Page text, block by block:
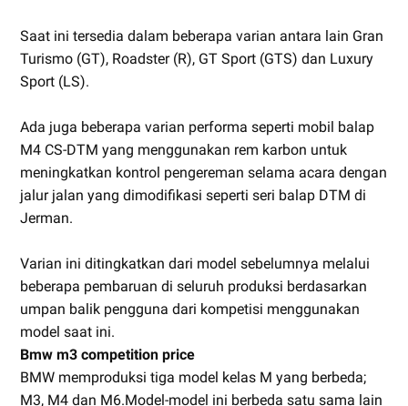
Saat ini tersedia dalam beberapa varian antara lain Gran
Turismo (GT), Roadster (R), GT Sport (GTS) dan Luxury
Sport (LS).
Ada juga beberapa varian performa seperti mobil balap
M4 CS-DTM yang menggunakan rem karbon untuk
meningkatkan kontrol pengereman selama acara dengan
jalur jalan yang dimodifikasi seperti seri balap DTM di
Jerman.
Varian ini ditingkatkan dari model sebelumnya melalui
beberapa pembaruan di seluruh produksi berdasarkan
umpan balik pengguna dari kompetisi menggunakan
model saat ini.
Bmw m3 competition price
BMW memproduksi tiga model kelas M yang berbeda;
M3, M4 dan M6.Model-model ini berbeda satu sama lain